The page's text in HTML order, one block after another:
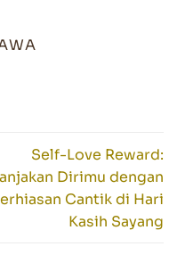
Self-Love Reward:
Dirimu dengan
Cantik di Hari
Kasih Sayang